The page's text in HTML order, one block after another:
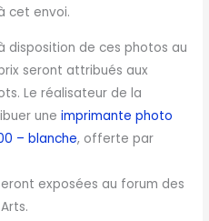
cet envoi.
disposition de ces photos au
seront attribués aux
Le réalisateur de la
uneimprimante photo
– blanche, offerte par
exposées au forum des